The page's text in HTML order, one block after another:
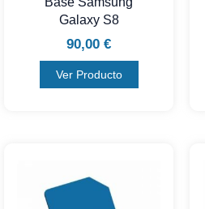
Galaxy S8
90,00 €
Ver Producto